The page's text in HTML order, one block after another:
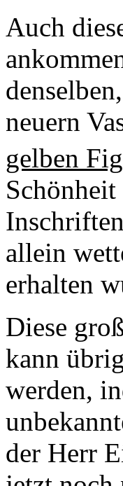
Auch
neuern
gelben
allein
erhalten
Diese
kann
werden,
der Herr